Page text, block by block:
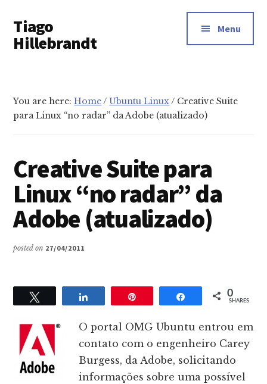
main
content
menu
Tiago
Hillebrandt
Menu
You are here:Home/ Ubuntu Linux/ Creative Suite
para Linux “no radar” da Adobe (atualizado)
Creative Suite para
Linux “no radar” da
Adobe (atualizado)
posted on 27/04/2011
Share 0
SHARES
O portal OMG Ubuntu entrou em
contato com o engenheiro Carey
Burgess, da Adobe, solicitando
informações sobre uma possível